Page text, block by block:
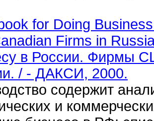
for Doing
Firms in
в России. Фирмы
/ - ДАКСИ, 2000.
содержит
и